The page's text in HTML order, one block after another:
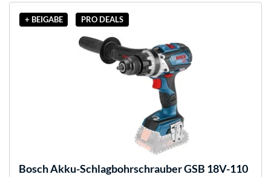
+ BEIGABE PRO DEALS
BoschAkku-Schlagbohrschrauber GSB 18V-110